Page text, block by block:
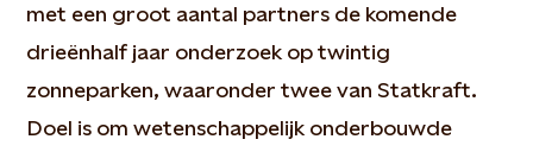
met een groot aantal partners de komende
drieënhalf jaar onderzoek op twintig
zonneparken, waaronder twee van Statkraft.
Doel is om wetenschappelijk onderbouwde